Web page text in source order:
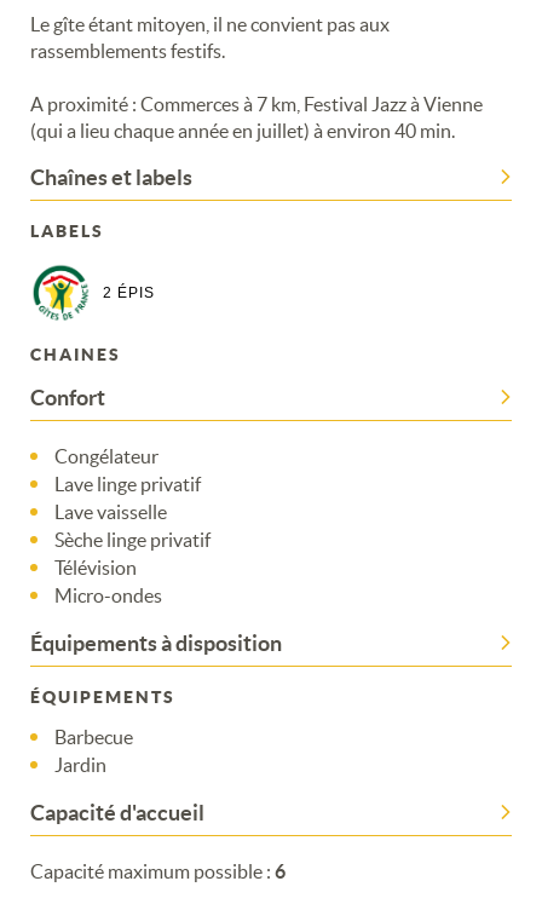
Le gîte étant mitoyen, il ne convient pas aux
rassemblements festifs.
A proximité : Commerces à 7 km, Festival Jazz à Vienne
(qui a lieu chaque année en juillet) à environ 40 min.
Chaînes et labels
LABELS
2 ÉPIS
CHAINES
Confort
Congélateur
Lave linge privatif
Lave vaisselle
Sèche linge privatif
Télévision
Micro-ondes
Équipements à disposition
ÉQUIPEMENTS
Barbecue
Jardin
Capacité d'accueil
Capacité maximum possible : 6